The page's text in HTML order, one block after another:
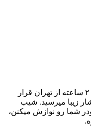
آبشار شاهاندشت، یکی از زیباترین آبشارهای پرآبیه که با تهران هم فاصله چندانی نداره و برای سفرهای یه روزه مناسب، این آبشار در جاده هراز و روستای شاهاندشت و فاصله تقریبا ۲ ساعته از تهران قرار
رو در پارکینگ روستا پارک کنید و با دنبال کردن تابلوی های راهنما بعد از ۱۵ دقیقه به این آبشار زیبا میرسید. شیب
های آب به صورت پودر شما رو نوازش میکنن،